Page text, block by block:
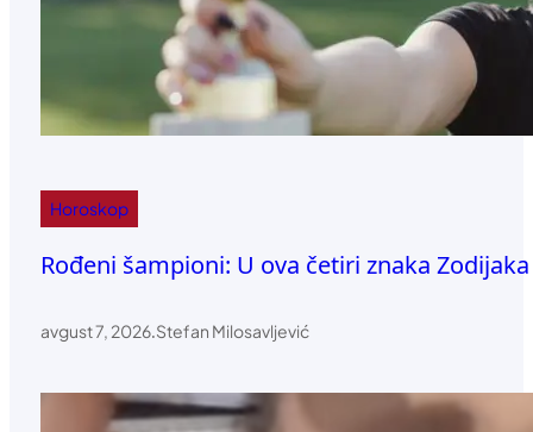
Horoskop
Rođeni šampioni: U ova četiri znaka
avgust 7, 2026.Stefan Milosavljević